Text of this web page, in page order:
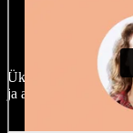
Lai
Ükski projekt ei pea
ja aktsentide hulgast